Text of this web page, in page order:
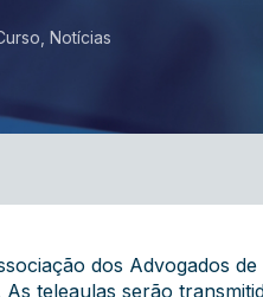
Notícias
dos Advogados
teleaulas serão